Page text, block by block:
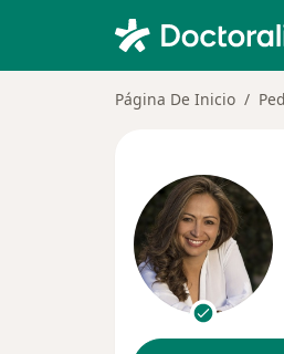
Página De Inicio